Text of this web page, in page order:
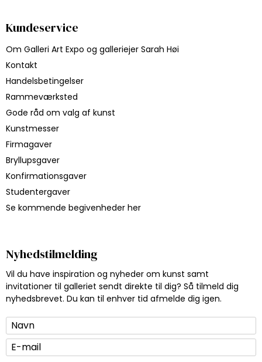
Kundeservice
Om Galleri Art Expo og galleriejer Sarah Høi
Kontakt
Handelsbetingelser
Rammeværksted
Gode råd om valg af kunst
Kunstmesser
Firmagaver
Bryllupsgaver
Konfirmationsgaver
Studentergaver
Se kommende begivenheder her
Nyhedstilmelding
Vil du have inspiration og nyheder om kunst samt
invitationer til galleriet sendt direkte til dig? Så tilmeld dig
nyhedsbrevet. Du kan til enhver tid afmelde dig igen.